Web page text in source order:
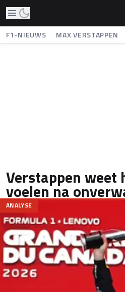
F1-NIEUWS MAX VERSTAPPEN
Verstappen weet
voelen na
ANALYSE